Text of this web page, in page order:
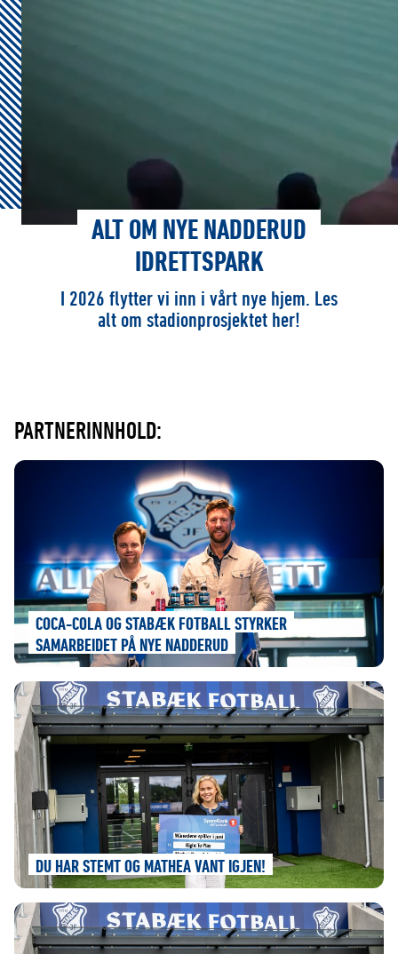
ALT OM NYE NADDERUD
IDRETTSPARK
I 2026 flytter vi inn i vårt nye hjem. Les
alt om stadionprosjektet her!
PARTNERINNHOLD:
COCA-COLA OG STABÆK FOTBALL STYRKER
SAMARBEIDET PÅ NYE NADDERUD
DU HAR STEMT OG MATHEA VANT IGJEN!